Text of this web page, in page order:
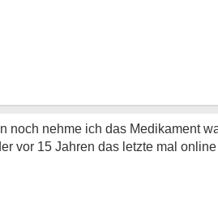
noch nehme ich das Medikament
vor 15 Jahren das letzte mal online